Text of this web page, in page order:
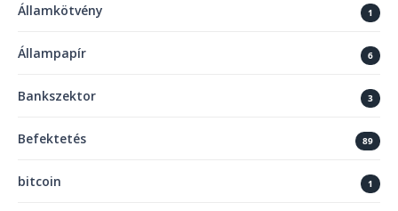
Államkötvény 1
Állampapír 6
Bankszektor 3
Befektetés 89
bitcoin 1